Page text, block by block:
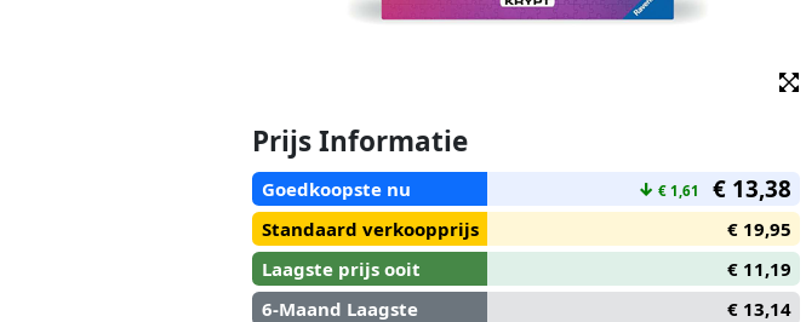
Prijs Informatie
Goedkoopste nu ↓ € 1,61 € 13,38
Standaard verkoopprijs
€ 19,95
Laagste prijs ooit
€ 11,19
6-Maand Laagste
€ 13,14